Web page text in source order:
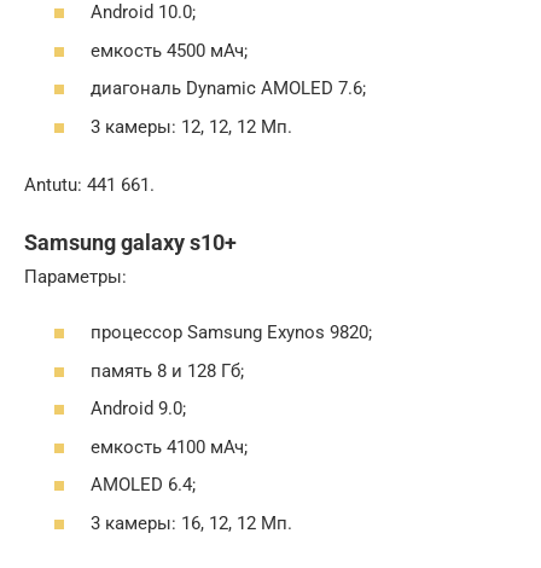
Android 10.0;
емкость 4500 мАч;
диагональ Dynamic AMOLED 7.6;
3 камеры: 12, 12, 12 Мп.
Antutu: 441 661.
Samsung galaxy s10+
Параметры:
процессор Samsung Exynos 9820;
память 8 и 128 Гб;
Android 9.0;
емкость 4100 мАч;
AMOLED 6.4;
3 камеры: 16, 12, 12 Мп.